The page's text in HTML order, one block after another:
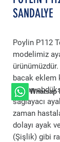
SANDALYE
Poylin P112
modelimiz
bacak eklem
ayağın
sağlayacı
zaman
dolayı ayak
(Şişlik) gibi
Whatsap